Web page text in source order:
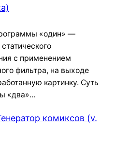
«один» —
с применением
фильтра, на выходе
картинку. Суть
«два»…
комиксов (v.